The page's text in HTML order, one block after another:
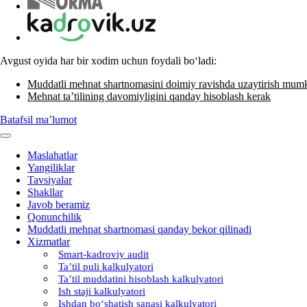
Avgust oyida har bir хodim uchun foydali boʻladi:
Muddatli mehnat shartnomasini doimiy ravishda uzaytirish
Mehnat ta’tilining davomiyligini qanday hisoblash kerak
Batafsil ma’lumot
Maslahatlar
Yangiliklar
Tavsiyalar
Shakllar
Javob beramiz
Qonunchilik
Muddatli mehnat shartnomasi qanday bekor qilinadi
Xizmatlar
Smart-kadroviy audit
Ta’til puli kalkulyatori
Ta’til muddatini hisoblash kalkulyatori
Ish staji kalkulyatori
Ishdan boʻshatish sanasi kalkulyatori